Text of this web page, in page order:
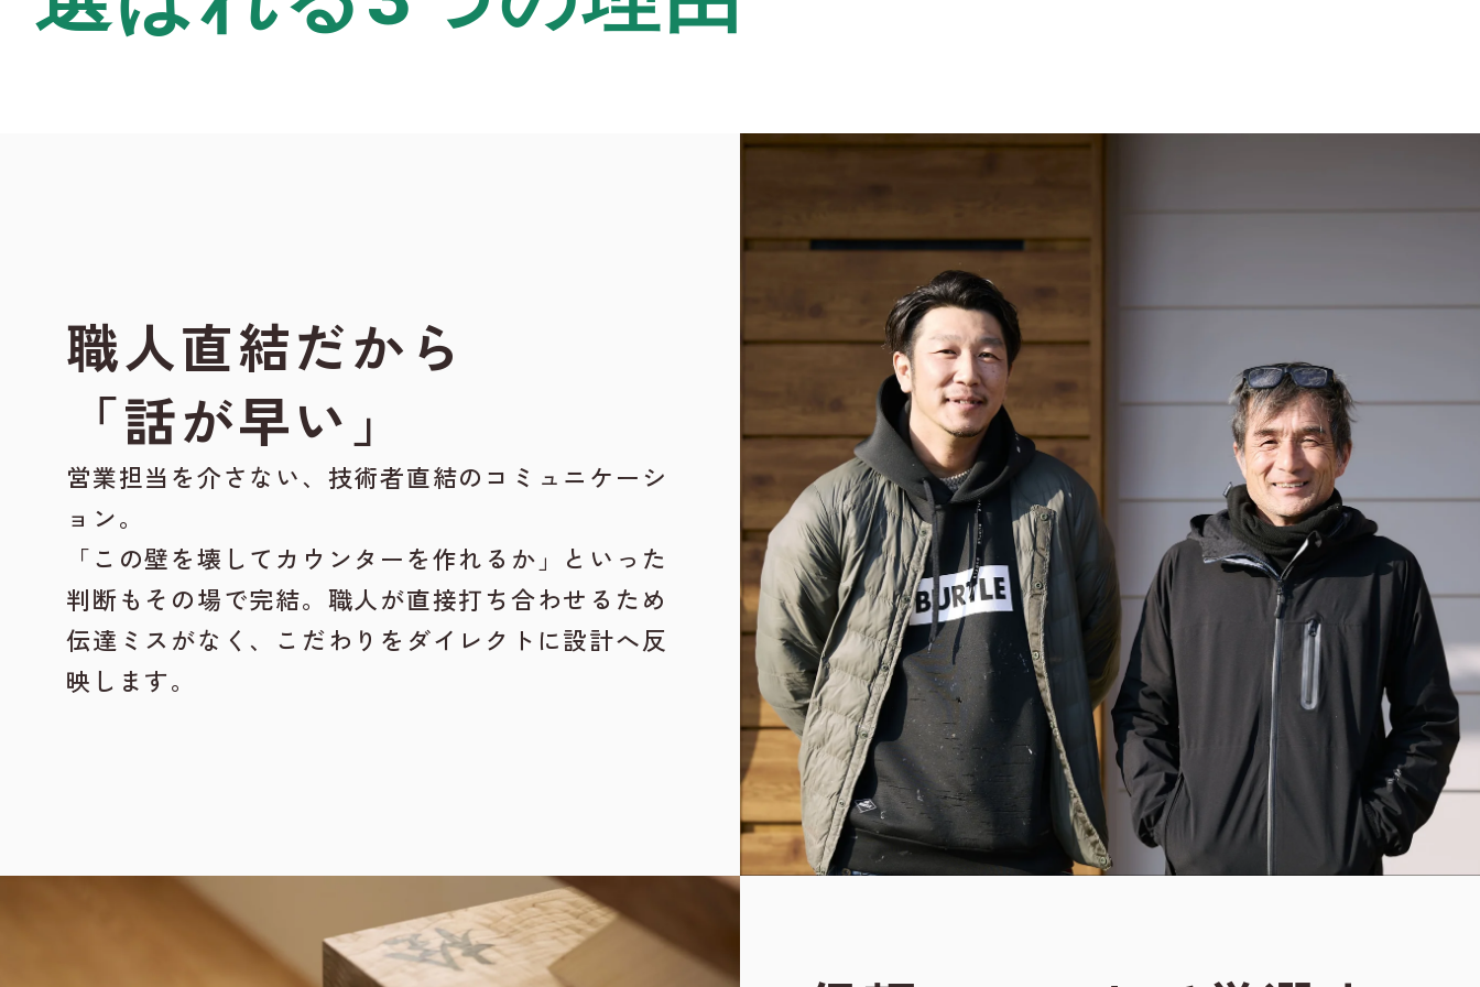
職人直結だから
「話が早い」
営業担当を介さない、技術者直結のコミュニケーシ
ョン。
「この壁を壊してカウンターを作れるか」といった
判断もその場で完結。職人が直接打ち合わせるため
伝達ミスがなく、こだわりをダイレクトに設計へ反
映します。